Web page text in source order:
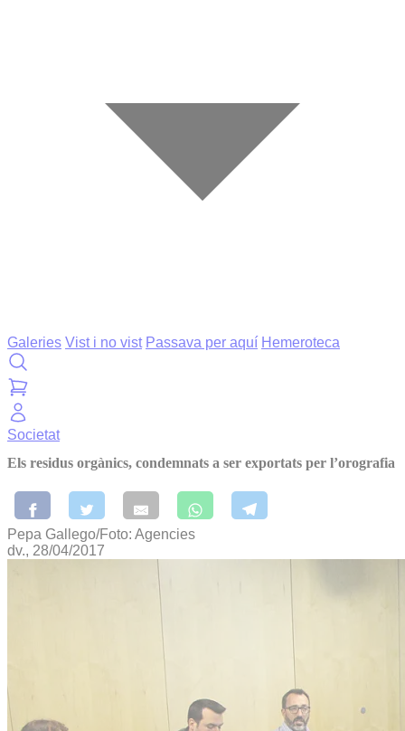
Galeries Vist i no vist Passava per aquí Hemeroteca
Societat
Els residus orgànics, condemnats a ser exportats per l’orografia
Pepa Gallego/Foto: Agencies
dv., 28/04/2017